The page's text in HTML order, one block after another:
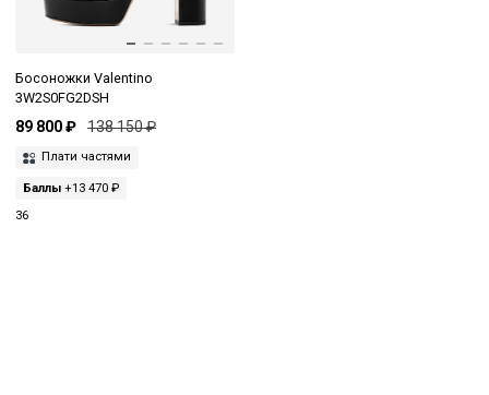
Босоножки Valentino
3W2S0FG2DSH
89 800 ₽ 138 150 ₽
Плати частями
Баллы +13 470 ₽
36